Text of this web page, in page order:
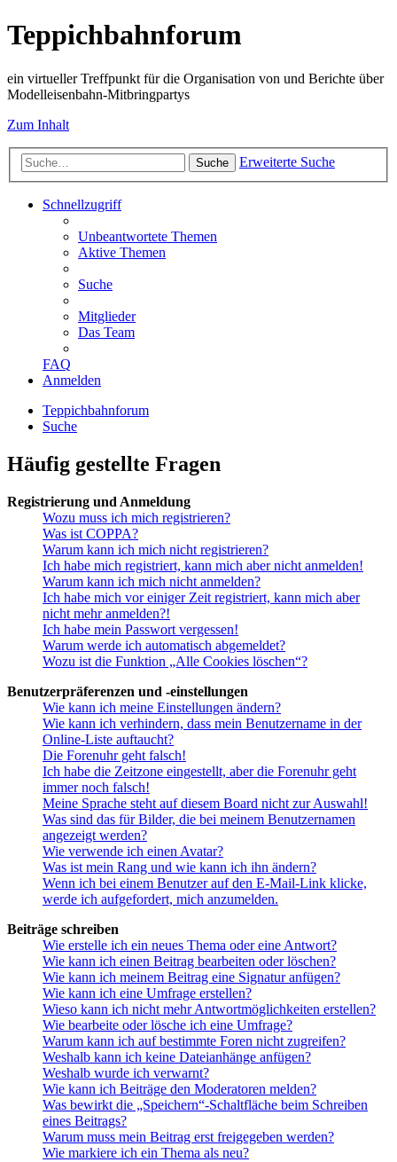
Teppichbahnforum
ein virtueller Treffpunkt für die Organisation von und Berichte über
Modelleisenbahn-Mitbringpartys
Zum Inhalt
Suche Erweiterte Suche
Schnellzugriff
Unbeantwortete Themen
Aktive Themen
Suche
Mitglieder
Das Team
FAQ
Anmelden
Teppichbahnforum
Suche
Häufig gestellte Fragen
Registrierung und Anmeldung
Wozu muss ich mich registrieren?
Was ist COPPA?
Warum kann ich mich nicht registrieren?
Ich habe mich registriert, kann mich aber nicht anmelden!
Warum kann ich mich nicht anmelden?
Ich habe mich vor einiger Zeit registriert, kann mich aber
nicht mehr anmelden?!
Ich habe mein Passwort vergessen!
Warum werde ich automatisch abgemeldet?
Wozu ist die Funktion „Alle Cookies löschen“?
Benutzerpräferenzen und -einstellungen
Wie kann ich meine Einstellungen ändern?
Wie kann ich verhindern, dass mein Benutzername in der
Online-Liste auftaucht?
Die Forenuhr geht falsch!
Ich habe die Zeitzone eingestellt, aber die Forenuhr geht
immer noch falsch!
Meine Sprache steht auf diesem Board nicht zur Auswahl!
Was sind das für Bilder, die bei meinem Benutzernamen
angezeigt werden?
Wie verwende ich einen Avatar?
Was ist mein Rang und wie kann ich ihn ändern?
Wenn ich bei einem Benutzer auf den E-Mail-Link klicke,
werde ich aufgefordert, mich anzumelden.
Beiträge schreiben
Wie erstelle ich ein neues Thema oder eine Antwort?
Wie kann ich einen Beitrag bearbeiten oder löschen?
Wie kann ich meinem Beitrag eine Signatur anfügen?
Wie kann ich eine Umfrage erstellen?
Wieso kann ich nicht mehr Antwortmöglichkeiten erstellen?
Wie bearbeite oder lösche ich eine Umfrage?
Warum kann ich auf bestimmte Foren nicht zugreifen?
Weshalb kann ich keine Dateianhänge anfügen?
Weshalb wurde ich verwarnt?
Wie kann ich Beiträge den Moderatoren melden?
Was bewirkt die „Speichern“-Schaltfläche beim Schreiben
eines Beitrags?
Warum muss mein Beitrag erst freigegeben werden?
Wie markiere ich ein Thema als neu?